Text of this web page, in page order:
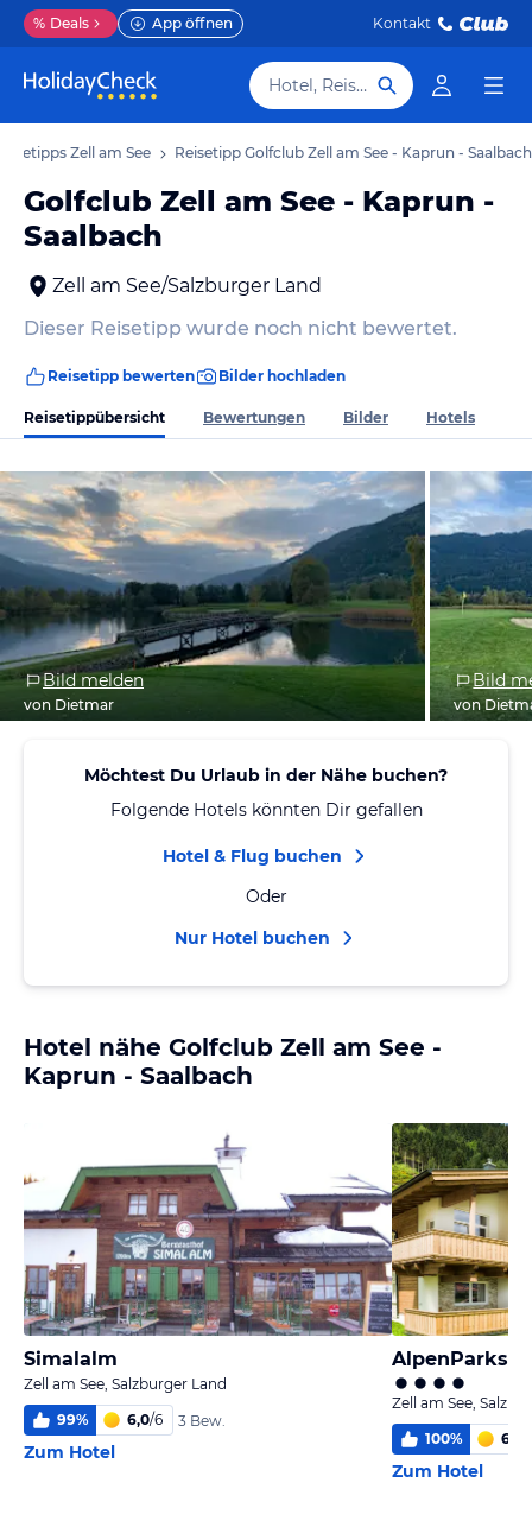
% Deals App öffnen Kontakt
Hotel, Reiseziel
Zell am See Reisetipp Golfclub Zell am See - Kaprun - Saalbach
Golfclub Zell am See - Kaprun -
Saalbach
Zell am See/Salzburger Land
Dieser Reisetipp wurde noch nicht bewertet.
Reisetipp bewerten Bilder hochladen
Reisetippübersicht Bewertungen Bilder Hotels
Bild melden
von Dietmar
Bild
von
Möchtest Du Urlaub in der Nähe buchen?
Folgende Hotels könnten Dir gefallen
Hotel & Flug buchen
Oder
Nur Hotel buchen
Hotel nähe Golfclub Zell am See -
Kaprun - Saalbach
Simalalm
Zell am See, Salzburger Land
99% 6,0/6 3 Bew.
Zum Hotel
Zell am See,
100% 6,0
Zum Hotel